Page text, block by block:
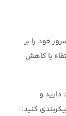
خود را بر
یا کاهش
و
کنید.